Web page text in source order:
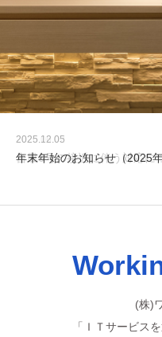
2025.12.05
年末年始のお知らせ（2025
(株)
「ＩＴサービス